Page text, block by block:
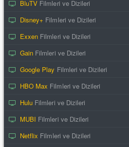
BluTV Filmleri ve Dizileri
Disney+ Filmleri ve Dizileri
Exxen Filmleri ve Dizileri
Gain Filmleri ve Dizileri
Google Play Filmleri ve Dizileri
HBO Max Filmleri ve Dizileri
Hulu Filmleri ve Dizileri
MUBI Filmleri ve Dizileri
Netflix Filmleri ve Dizileri